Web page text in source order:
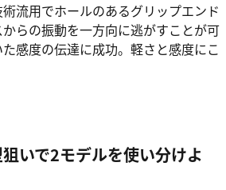
流用でホールのあるグリップエンド
らの振動を一方向に逃がすことが可
感度の伝達に成功。軽さと感度にこ
いで2モデルを使い分けよ